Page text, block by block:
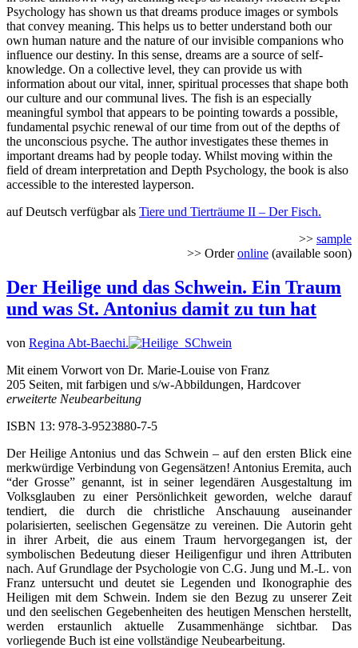
Psychology has shown us that dreams produce images or symbols
that convey meaning. This helps us to better understand both our
own human nature and the nature of our invisible companions who
influence our destiny. In this sense, dreams are a source of self-
knowledge. On a collective level, they can provide us with
information about our vital, inner, spiritual processes that shape both
our culture and our communal lives. The fish is an especially
meaningful symbol that appears to be pointing towards a possible,
fundamental psychic renewal of our time from out of the depths of
the unconscious psyche. The author investigates these themes in
important dreams had by people today. Whilst moving within the
field of dream interpretation and Depth Psychology, the book is also
accessible to the interested layperson.
auf Deutsch verfügbar als Tiere und Tierträume II – Der Fisch.
>> sample
>> Orderonline (available soon)
Der Heilige und das Schwein. Ein Traum
und was St. Antonius damit zu tun hat
von Regina Abt-Baechi.
Mit einem Vorwort von Dr. Marie-Louise von Franz
205 Seiten, mit farbigen und s/w-Abbildungen, Hardcover
erweiterte Neubearbeitung
ISBN 13: 978-3-9523880-7-5
Der Heilige Antonius und das Schwein – auf den ersten Blick eine
merkwürdige Verbindung von Gegensätzen! Antonius Eremita, auch
“der Grosse” genannt, ist in seiner legendären Ausgestaltung im
Volksglauben zu einer Persönlichkeit geworden, welche darauf
tendiert, die durch die christliche Anschauung auseinander
polarisierten, seelischen Gegensätze zu vereinen. Die Autorin geht
in ihrer Arbeit, die aus einem Traum hervorgegangen ist, der
symbolischen Bedeutung dieser Heiligenfigur und ihren Attributen
nach. Auf Grundlage der Psychologie von C.G. Jung und M.-L. von
Franz untersucht und deutet sie Legenden und Ikonographie des
Heiligen mit dem Schwein. Indem sie den Bezug zu unserer Zeit
und den seelischen Gegebenheiten des heutigen Menschen herstellt,
werden erstaunlich aktuelle Zusammenhänge sichtbar. Das
vorliegende Buch ist eine vollständige Neubearbeitung.